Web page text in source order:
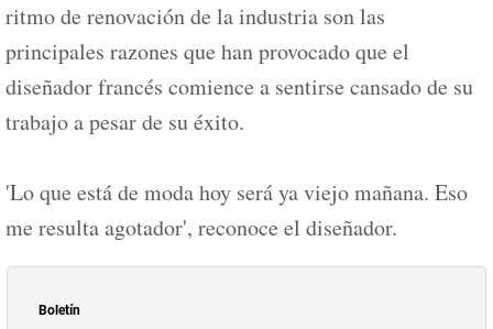
ritmo de renovación de la industria son las
principales razones que han provocado que el
diseñador francés comience a sentirse cansado de su
trabajo a pesar de su éxito.
'Lo que está de moda hoy será ya viejo mañana. Eso
me resulta agotador', reconoce el diseñador.
Boletín